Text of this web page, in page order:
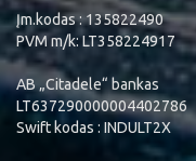
Įm.kodas : 135822490
PVM m/k: LT358224917
AB „Citadele“ bankas
LT637290000004402786
Swift kodas : INDULT2X